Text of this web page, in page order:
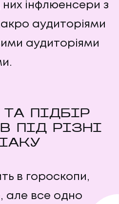
інфлюенсери з
аудиторіями
аудиторіями
ПІДБІР
ПІД РІЗНІ
в гороскопи,
але все одно